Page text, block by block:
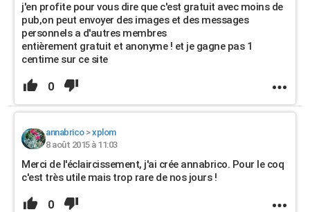
j'en profite pour vous dire que c'est gratuit avec moins de
pub,on peut envoyer des images et des messages
personnels a d'autres membres
entièrement gratuit et anonyme ! et je gagne pas 1
centime sur ce site
0
annabrico>xplom
8 août 2015 à 11:03
Merci de l'éclaircissement, j'ai crée annabrico. Pour le coq
c'est très utile mais trop rare de nos jours !
0